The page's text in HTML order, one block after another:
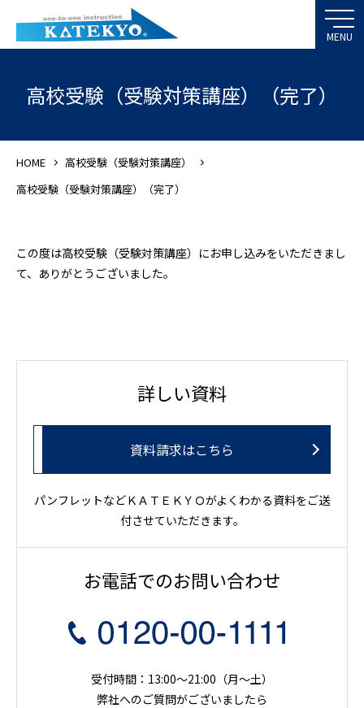
高校受験（受験対策講座）（完了）
HOME
高校受験（受験対策講座）
高校受験（受験対策講座）（完了）
この度は高校受験（受験対策講座）にお申し込みをいただきまし
て、ありがとうございました。
詳しい資料
資料請求はこちら
パンフレットなどＫＡＴＥＫＹＯがよくわかる資料をご送
付させていただきます。
お電話でのお問い合わせ
受付時間：13:00～21:00（月〜土）
弊社へのご質問がございましたら